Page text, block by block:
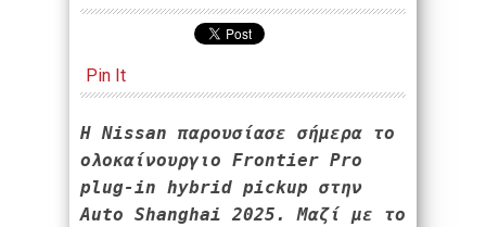
Pin It
Η Nissan παρουσίασε σήμερα το
ολοκαίνουργιο Frontier Pro
plug-in hybrid pickup στην
Auto Shanghai 2025. Μαζί με το